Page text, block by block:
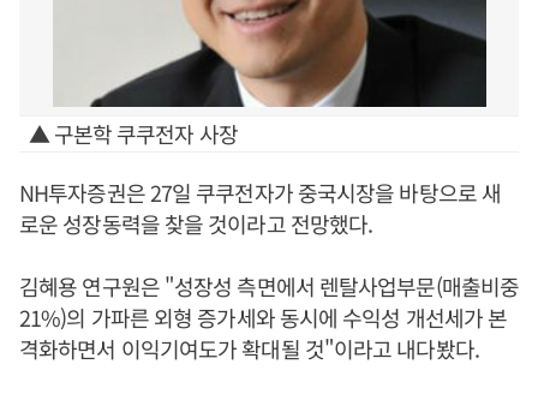
▲ 구본학 쿠쿠전자 사장
NH투자증권은 27일 쿠쿠전자가 중국시장을 바탕으로 새
로운 성장동력을 찾을 것이라고 전망했다.
김혜용 연구원은 "성장성 측면에서 렌탈사업부문(매출비중
21%)의 가파른 외형 증가세와 동시에 수익성 개선세가 본
격화하면서 이익기여도가 확대될 것"이라고 내다봤다.